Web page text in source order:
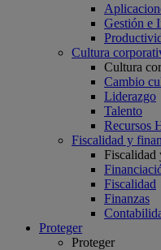
Gestión e
Cultura
Cultura
Cambio
Liderazgo
Talento
Recursos
Fiscalidad y
Fiscalidad
Fiscalidad
Finanzas
Proteger
Proteger